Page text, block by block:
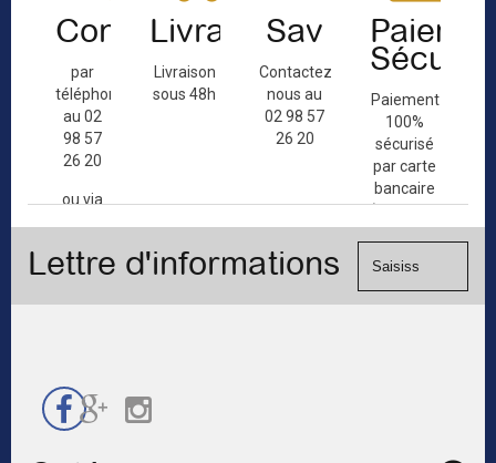
Contact
par
téléphone
au 02
98 57
26 20
ou via
de
Livraison
Livraison
sous 48h
Sav
Contactez-
nous au
02 98 57
26 20
Paiement
100%
sécurisé
par carte
bancaire
(Mastercard,
Visa, ...) et
Lettre d'informations